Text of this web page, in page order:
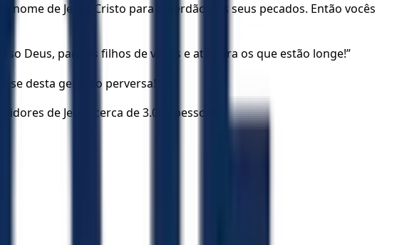
nome de Jesus Cristo para o perdão dos seus pecados. Então vocês
Deus, para os filhos de vocês e até para os que estão longe!”
desta geração perversa!”
de Jesus cerca de 3.000 pessoas!